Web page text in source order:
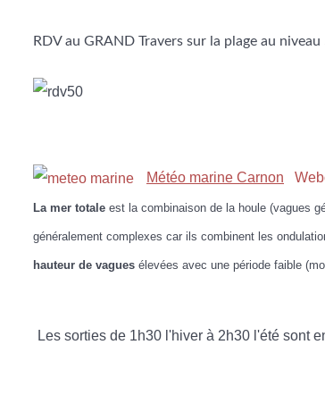
RDV au GRAND Travers sur la plage au niveau
Météo marine Carnon
La mer totale est la combinaison de la houle (vagues
généralement complexes car ils combinent les
hauteur de vagues élevées avec une période faible
Les sorties de 1h30 l'hiver à 2h30 l'été sont